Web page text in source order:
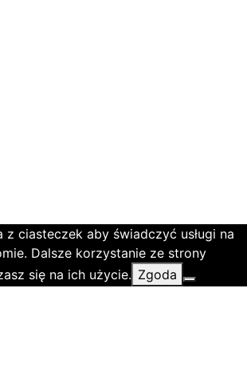
z ciasteczek aby świadczyć usługi na
Dalsze korzystanie ze strony
się na ich użycie. Zgoda